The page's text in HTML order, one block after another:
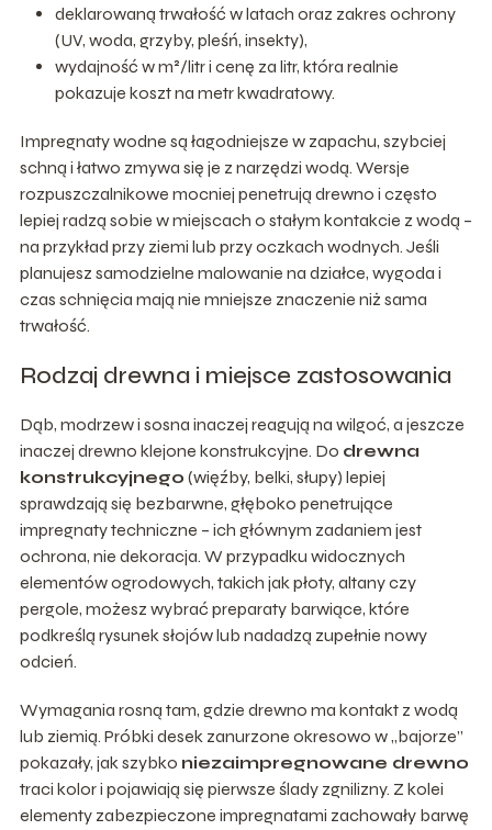
deklarowaną trwałość w latach oraz zakres ochrony
(UV, woda, grzyby, pleśń, insekty),
wydajność w m²/litr i cenę za litr, która realnie
pokazuje koszt na metr kwadratowy.
Impregnaty wodne są łagodniejsze w zapachu, szybciej
schną i łatwo zmywa się je z narzędzi wodą. Wersje
rozpuszczalnikowe mocniej penetrują drewno i często
lepiej radzą sobie w miejscach o stałym kontakcie z wodą –
na przykład przy ziemi lub przy oczkach wodnych. Jeśli
planujesz samodzielne malowanie na działce, wygoda i
czas schnięcia mają nie mniejsze znaczenie niż sama
trwałość.
Rodzaj drewna i miejsce zastosowania
Dąb, modrzew i sosna inaczej reagują na wilgoć, a jeszcze
inaczej drewno klejone konstrukcyjne. Do drewna
konstrukcyjnego (więźby, belki, słupy) lepiej
sprawdzają się bezbarwne, głęboko penetrujące
impregnaty techniczne – ich głównym zadaniem jest
ochrona, nie dekoracja. W przypadku widocznych
elementów ogrodowych, takich jak płoty, altany czy
pergole, możesz wybrać preparaty barwiące, które
podkreślą rysunek słojów lub nadadzą zupełnie nowy
odcień.
Wymagania rosną tam, gdzie drewno ma kontakt z wodą
lub ziemią. Próbki desek zanurzone okresowo w „bajorze”
pokazały, jak szybko niezaimpregnowane drewno
traci kolor i pojawiają się pierwsze ślady zgnilizny. Z kolei
elementy zabezpieczone impregnatami zachowały barwę